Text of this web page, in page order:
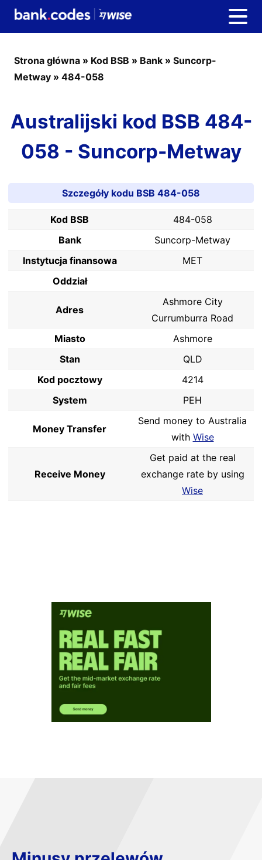
Strona główna » Kod BSB » Bank » Suncorp-
Metway » 484-058
Australijski kod BSB 484-
058 - Suncorp-Metway
Szczegóły kodu BSB 484-058
Kod BSB
484-058
Bank
Suncorp-Metway
Instytucja finansowa
MET
Oddział
Adres
Ashmore City
Currumburra Road
Miasto
Ashmore
Stan
QLD
Kod pocztowy
4214
System
PEH
Money Transfer
Send money to Australia
with Wise
Receive Money
Get paid at the real
exchange rate by using
Wise